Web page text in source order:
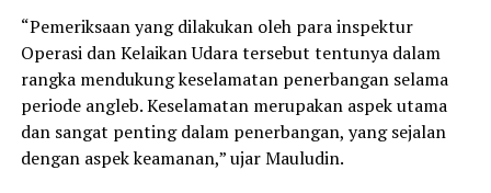
“Pemeriksaan yang dilakukan oleh para inspektur
Operasi dan Kelaikan Udara tersebut tentunya dalam
rangka mendukung keselamatan penerbangan selama
periode angleb. Keselamatan merupakan aspek utama
dan sangat penting dalam penerbangan, yang sejalan
dengan aspek keamanan,” ujar Mauludin.